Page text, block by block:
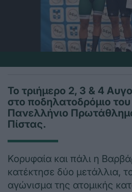
Το τριήμερο 2, 3 & 4
στο ποδηλατοδρόμιο
Πανελλήνιο
Πίστας.
Κορυφαία και πάλι η
κατέκτησε δύο μετάλλια,
αγώνισμα της ατομικής